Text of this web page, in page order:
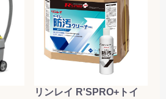
リンレイ R'SPRO+トイ